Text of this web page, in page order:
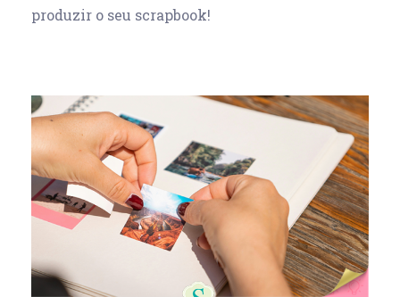
produzir o seu scrapbook!